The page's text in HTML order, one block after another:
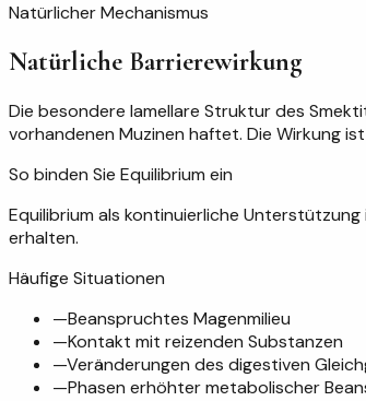
Natürlicher Mechanismus
Natürliche Barrierewirkung
Die besondere lamellare Struktur des
vorhandenen Muzinen haftet. Die Wirkung
So binden Sie Equilibrium ein
Equilibrium als kontinuierliche
erhalten.
Häufige Situationen
—Beanspruchtes Magenmilieu
—Kontakt mit reizenden Substanzen
—Veränderungen des digestiven
—Phasen erhöhter metabolischer